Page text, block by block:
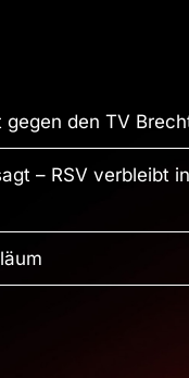
den TV
– RSV verbleibt